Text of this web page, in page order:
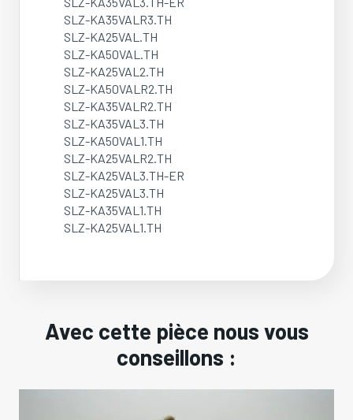
SLZ-KA35VALR3.TH
SLZ-KA25VAL.TH
SLZ-KA50VAL.TH
SLZ-KA25VAL2.TH
SLZ-KA50VALR2.TH
SLZ-KA35VALR2.TH
SLZ-KA35VAL3.TH
SLZ-KA50VAL1.TH
SLZ-KA25VALR2.TH
SLZ-KA25VAL3.TH-ER
SLZ-KA25VAL3.TH
SLZ-KA35VAL1.TH
SLZ-KA25VAL1.TH
Avec cette pièce nous vous
conseillons :